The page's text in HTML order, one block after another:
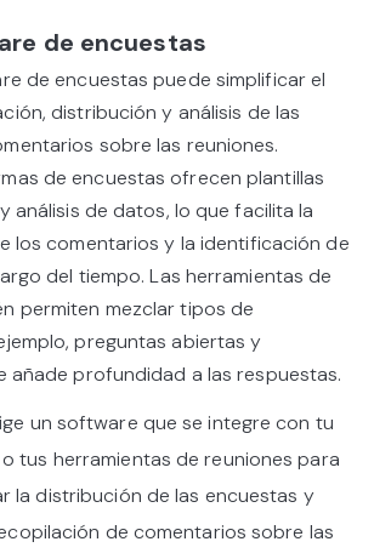
de encuestas
de encuestas puede simplificar el
distribución y análisis de las
sobre las reuniones.
de encuestas ofrecen plantillas
análisis de datos, lo que facilita la
los comentarios y la identificación de
del tiempo. Las herramientas de
permiten mezclar tipos de
preguntas abiertas y
añade profundidad a las respuestas.
un software que se integre con tu
tus herramientas de reuniones para
la distribución de las encuestas y
de comentarios sobre las